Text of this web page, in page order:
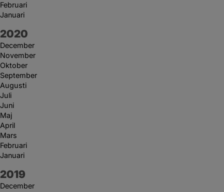
Februari
Januari
År:
2020
December
November
Oktober
September
Augusti
Juli
Juni
Maj
April
Mars
Februari
Januari
År:
2019
December